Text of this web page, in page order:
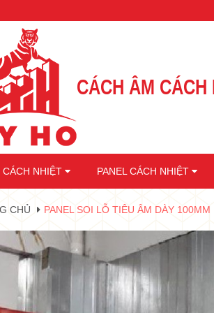
CÁCH ÂM
CÁCH NHIỆT PANEL CÁCH NHIỆT
CHỦ PANEL SOI LỖ TIÊU ÂM DÀY 100MM
•